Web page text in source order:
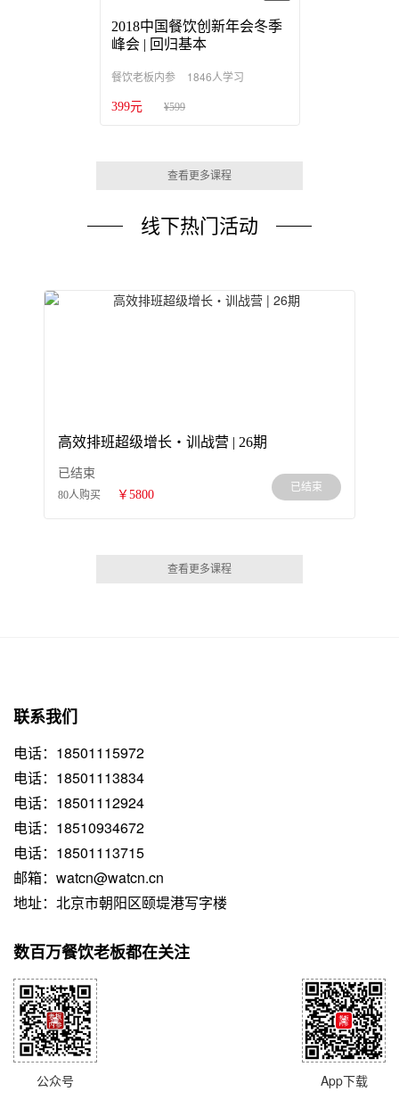
2018中国餐饮创新年会冬季
峰会 | 回归基本
餐饮老板内参 1846人学习
399元 ¥599
查看更多课程
线下热门活动
高效排班超级增长・训战营 | 26期
已结束
80人购买 ￥5800
已结束
查看更多课程
联系我们
电话：18501115972
电话：18501113834
电话：18501112924
电话：18510934672
电话：18501113715
邮箱：watcn@watcn.cn
地址：北京市朝阳区颐堤港写字楼
数百万餐饮老板都在关注
公众号 App下载